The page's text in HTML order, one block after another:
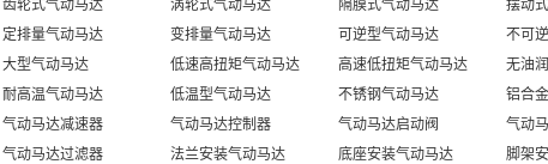
齿轮式气动马达 涡轮式气动马达 隔膜式气动马达
摆动
定排量气动马达 变排量气动马达 可逆型气动马达
不可
大型气动马达 低速高扭矩气动马达 高速低扭矩气动马达
无油
耐高温气动马达 低温型气动马达 不锈钢气动马达
铝合
气动马达减速器 气动马达控制器 气动马达启动阀
气动
气动马达过滤器 法兰安装气动马达 底座安装气动马达
脚架